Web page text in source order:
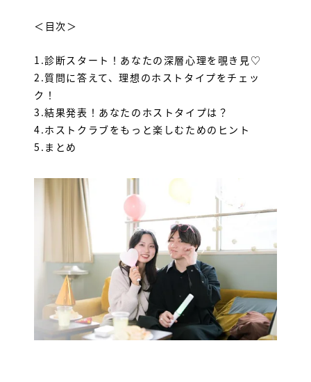
＜目次＞
1.診断スタート！あなたの深層心理を覗き見♡
2.質問に答えて、理想のホストタイプをチェッ
ク！
3.結果発表！あなたのホストタイプは？
4.ホストクラブをもっと楽しむためのヒント
5. まとめ